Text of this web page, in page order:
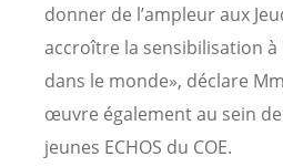
donner de l’ampleur aux
accroître la sensibilisation à
dans le monde», déclare
œuvre également au sein
jeunes ECHOS du COE.